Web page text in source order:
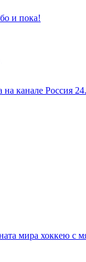
и пока!
канале Россия 24.
мира хоккею с